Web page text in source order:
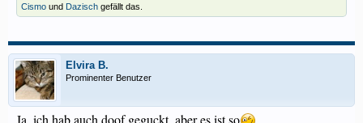
Cismo und Dazisch gefällt das.
Elvira B.
Prominenter Benutzer
Ja, ich hab auch doof geguckt, aber es ist so